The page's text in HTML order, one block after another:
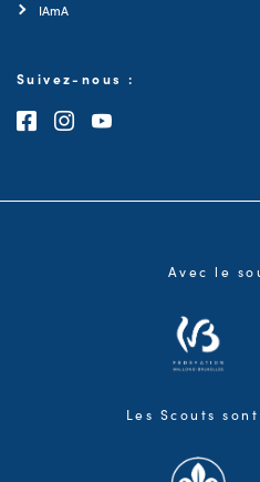
IAmA
Suivez-nous :
Consultez notre page
Consultez notre
Consultez notre
Avec le
Les Scouts